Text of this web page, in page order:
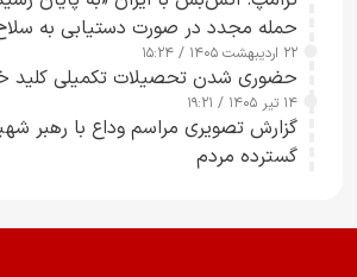
حمله مجدد در صورت دستیابی به
۲۲ اردیبهشت ۱۴۰۵ / ۱۵:۲۴
حضوری شدن تحصیلات تکمیلی کلید
۱۴ تیر ۱۴۰۵ / ۱۹:۲۱
گزارش تصویری مراسم وداع با رهبر
گسترده مردم